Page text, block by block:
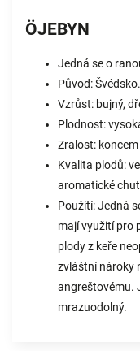
ÖJEBYN
Jedná se o
Původ: Švédsko.
Vzrůst: bujný,
Plodnost:
Zralost:
Kvalita plodů:
aromatické
Použití: Jedná
mají využití pro
plody z keře
zvláštní nároky
angreštovému.
mrazuodolný.